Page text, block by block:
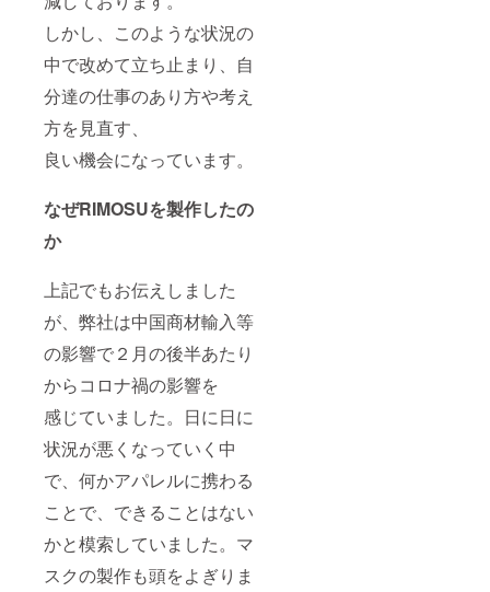
しかし、このような状況の
中で改めて立ち止まり、自
分達の仕事のあり方や考え
方を見直す、
良い機会になっています。
なぜRIMOSUを製作したの
か
上記でもお伝えしました
が、弊社は中国商材輸入等
の影響で２月の後半あたり
からコロナ禍の影響を
感じていました。日に日に
状況が悪くなっていく中
で、何かアパレルに携わる
ことで、できることはない
かと模索していました。マ
スクの製作も頭をよぎりま